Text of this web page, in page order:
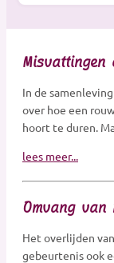
Misvattingen
In de
over hoe een
hoort te duren.
lees meer...
Omvang
Het overlijden
gebeurtenis ook